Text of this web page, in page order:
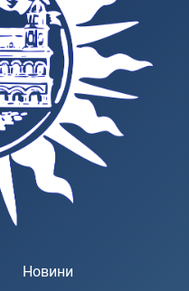
Новини